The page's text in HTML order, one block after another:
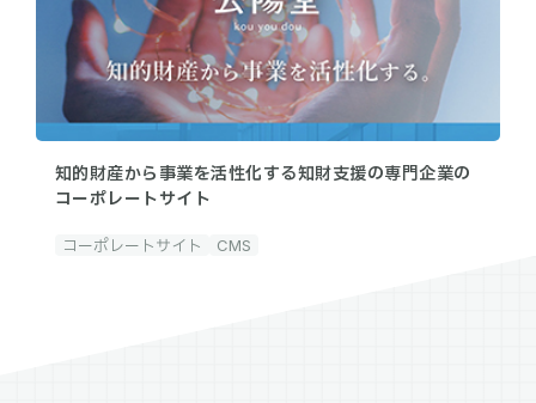
知的財産から事業を活性化する知財支援の専門企業の
コーポレートサイト
コーポレートサイト CMS